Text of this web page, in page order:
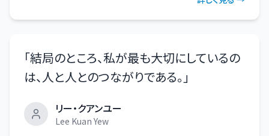
「結局のところ、私が最も大切にしているの
は、人と人とのつながりである。 」
リー・クアンユー
Lee Kuan Yew